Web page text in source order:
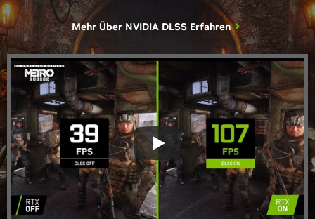
Mehr Über NVIDIA DLSS Erfahren